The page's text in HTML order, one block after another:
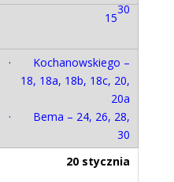
15
30
·
Kochanowskiego –
18, 18a, 18b, 18c, 20,
20a
· Bema – 24, 26, 28,
30
20 stycznia